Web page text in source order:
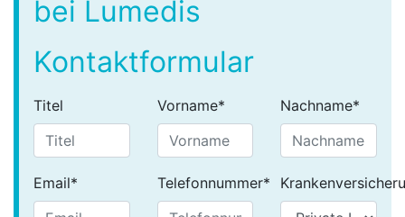
bei Lumedis
Kontaktformular
Titel Vorname* Nachname*
Email* Telefonnummer*